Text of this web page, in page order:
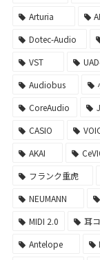
Arturia
Dotec-Audio
VST
Audiobus
CoreAudio
CASIO
AKAI
フランク重虎
NEUMANN
MIDI 2.0
耳
Antelope